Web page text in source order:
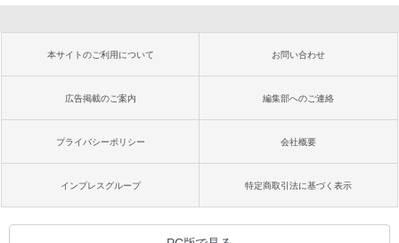
本サイトのご利用について お問い合わせ
広告掲載のご案内 編集部へのご連絡
プライバシーポリシー 会社概要
インプレスグループ 特定商取引法に基づく表示